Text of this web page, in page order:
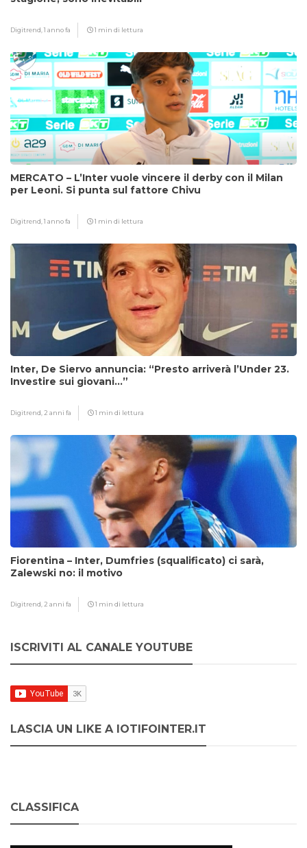
Digitrend,1 anno fa 1 min di lettura
MERCATO – L’Inter vuole vincere il derby con il Milan
per Leoni. Si punta sul fattore Chivu
Digitrend,1 anno fa 1 min di lettura
Inter, De Siervo annuncia: “Presto arriverà l’Under 23.
Investire sui giovani…”
Digitrend, 2 anni fa 1 min di lettura
Fiorentina – Inter, Dumfries (squalificato) ci sarà,
Zalewski no: il motivo
Digitrend, 2 anni fa 1 min di lettura
ISCRIVITI AL CANALE YOUTUBE
LASCIA UN LIKE A IOTIFOINTER.IT
CLASSIFICA